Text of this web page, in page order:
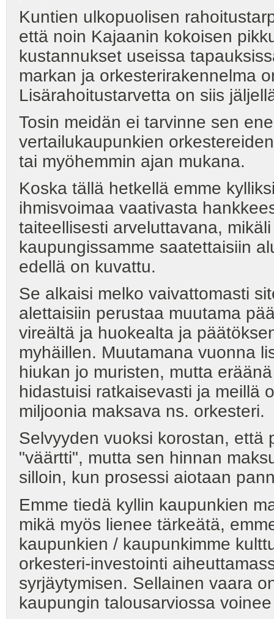
Kuntien ulkopuolisen
että noin Kajaanin kokoisen
kustannukset useissa
markan ja orkesterirakennelma
Lisärahoitustarvetta on siis
Tosin meidän ei tarvinne sen
vertailukaupunkien
tai myöhemmin ajan mukana.
Koska tällä hetkellä emme
ihmisvoimaa vaativasta
taiteellisesti arveluttavana,
kaupungissamme saatettaisiin
edellä on kuvattu.
Se alkaisi melko vaivattomasti
alettaisiin perustaa muutama
vireältä ja huokealta ja
myhäillen. Muutamana vuonna
hiukan jo muristen, mutta
hidastuisi ratkaisevasti ja meillä
miljoonia maksava ns. orkesteri.
Selvyyden vuoksi korostan, että
"väärtti", mutta sen hinnan
silloin, kun prosessi aiotaan
Emme tiedä kyllin kaupunkien
mikä myös lienee tärkeätä,
kaupunkien / kaupunkimme
orkesteri-investointi
syrjäytymisen. Sellainen vaara
kaupungin talousarviossa